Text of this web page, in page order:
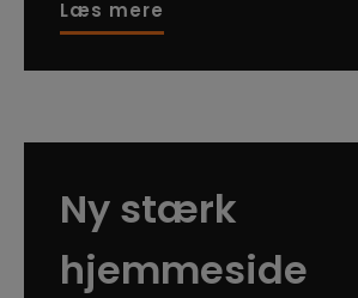
Læs mere
Ny stærk
hjemmeside